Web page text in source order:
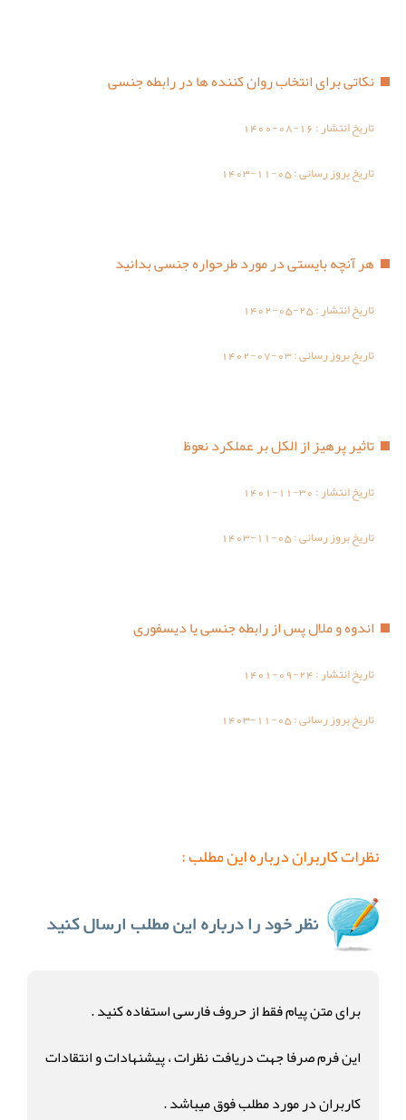
نکاتی برای انتخاب روان کننده ها در رابطه جنسی
تاریخ انتشار :1400-08-16
تاریخ بروز رسانی :1403-11-05
هر آنچه بایستی در مورد طرحواره جنسی بدانید
تاریخ انتشار :1402-05-25
تاریخ بروز رسانی :1402-07-03
تاثیر پرهیز از الکل بر عملکرد نعوظ
تاریخ انتشار :1401-11-30
تاریخ بروز رسانی :1403-11-05
اندوه و ملال پس از رابطه جنسی یا دیسفوری
تاریخ انتشار :1401-09-24
تاریخ بروز رسانی :1403-11-05
نظرات کاربران درباره این مطلب :
برای متن پیام فقط از حروف فارسی استفاده کنید .
این فرم صرفا جهت دریافت نظرات ، پیشنهادات و انتقادات
کاربران در مورد مطلب فوق میباشد .